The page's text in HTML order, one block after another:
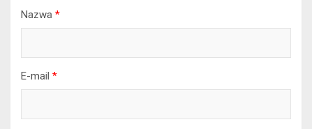
Nazwa *
E-mail *